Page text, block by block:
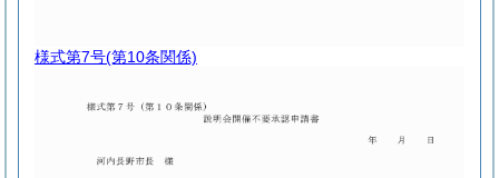
様式第7号(第10条関係)